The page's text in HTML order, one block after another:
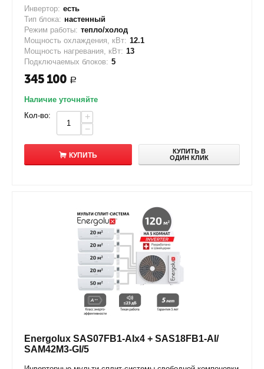
Инвертор: есть
Тип блока: настенный
Режим работы: тепло/холод
Мощность охлаждения, кВт: 12.1
Мощность нагревания, кВт: 13
Подключаемых блоков: 5
345 100 Р
Наличие уточняйте
Кол-во:
+
−
КУПИТЬ
КУПИТЬ В
ОДИН КЛИК
Energolux SAS07FB1-AIx4 + SAS18FB1-AI/
SAM42M3-GI/5